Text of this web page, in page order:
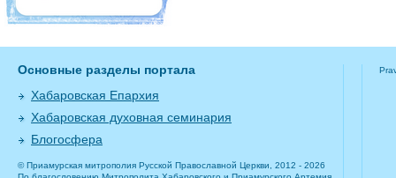
Основные разделы портала
Хабаровская Епархия
Хабаровская духовная семинария
Блогосфера
© Приамурская митрополия Русской Православной Церкви, 2012 - 2026